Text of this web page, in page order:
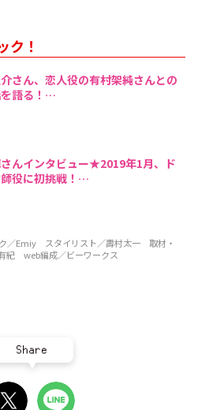
ク！
さん、恋人役の有村架純さんとの
語る！
んインタビュー★2019年1月、ド
役に初挑戦！
／Emiy スタイリスト／壽村太一 取材・
紀 web編成／ビーワークス
Share